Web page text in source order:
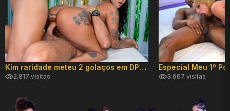
Kim raridade meteu 2 golaços em DP hard!
2.817 visitas 3.667 visitas